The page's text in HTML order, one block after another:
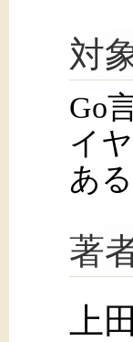
対
Go
イ
あ
著
上